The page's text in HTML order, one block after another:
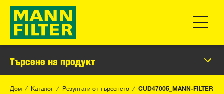
Търсене на продукт
Дом Каталог Резултати от търсенето CUD47005_MANN-FILTER